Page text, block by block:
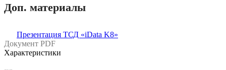
Доп. материалы
Презентация ТСД «iData K8»
Документ PDF
Характеристики